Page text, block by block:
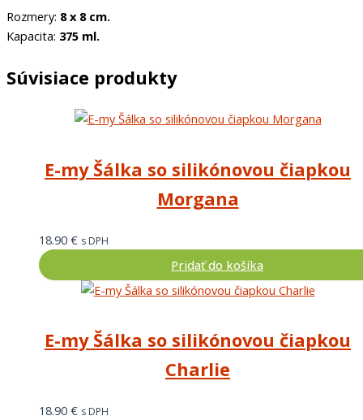
Rozmery: 8 x 8 cm.
Kapacita: 375 ml.
Súvisiace produkty
E-my Šálka so silikónovou čiapkou
Morgana
18.90 € s DPH
Pridať do košíka
E-my Šálka so silikónovou čiapkou
Charlie
18.90 € s DPH